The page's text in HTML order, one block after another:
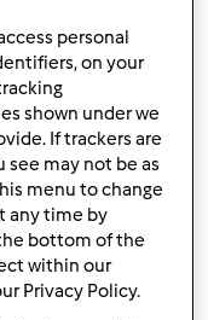
2h 30min
personal
on your
shown under we
If trackers are
see may not be as
menu to change
any time by
bottom of the
within our
Privacy Policy.